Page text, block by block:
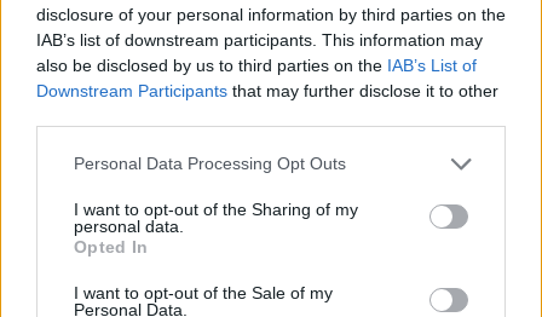
disclosure of your personal information by third parties on the
IAB’s list of downstream participants. This information may
also be disclosed by us to third parties on the IAB’s List of
Downstream Participants that may further disclose it to other
Personal Data Processing Opt Outs
I want to opt-out of the Sharing of my
personal data.
Opted In
I want to opt-out of the Sale of my
Personal Data.